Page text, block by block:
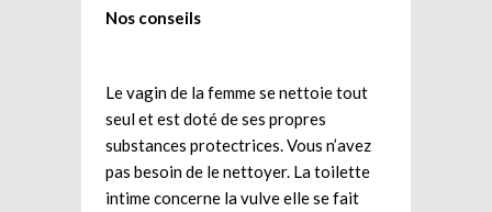
Nos conseils
Le vagin de la femme se nettoie tout
seul et est doté de ses propres
substances protectrices. Vous n’avez
pas besoin de le nettoyer. La toilette
intime concerne la vulve elle se fait